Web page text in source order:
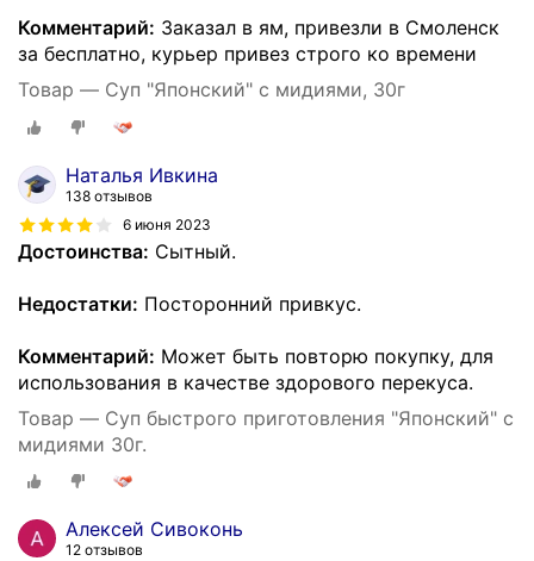
Комментарий: Заказал в ям, привезли в Смоленск
за бесплатно, курьер привез строго ко времени
Товар — Суп "Японский" с мидиями, 30г
Наталья Ивкина
138 отзывов
6 июня 2023
Достоинства: Сытный.
Недостатки: Посторонний привкус.
Комментарий: Может быть повторю покупку, для
использования в качестве здорового перекуса.
Товар — Суп быстрого приготовления "Японский" с
мидиями 30г.
Алексей Сивоконь
12 отзывов